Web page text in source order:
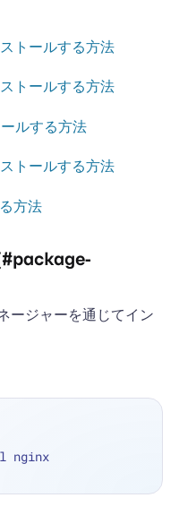
トールする方法
トールする方法
ルする方法
トールする方法
方法
ージャーを通じてイン
nginx